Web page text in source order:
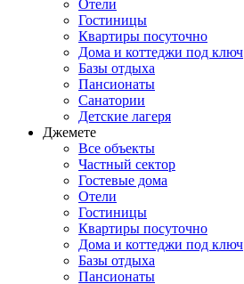
Отели
Гостиницы
Квартиры посуточно
Дома и коттеджи под ключ
Базы отдыха
Пансионаты
Санатории
Детские лагеря
Джемете
Все объекты
Частный сектор
Гостевые дома
Отели
Гостиницы
Квартиры посуточно
Дома и коттеджи под ключ
Базы отдыха
Пансионаты